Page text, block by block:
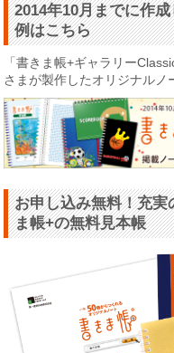
2014年10月までに作
例はこちら
「書きま帳+ギャラリー
さまが製作したオリジナルノ
お申し込み無料！充
ま帳+の無料見本帳